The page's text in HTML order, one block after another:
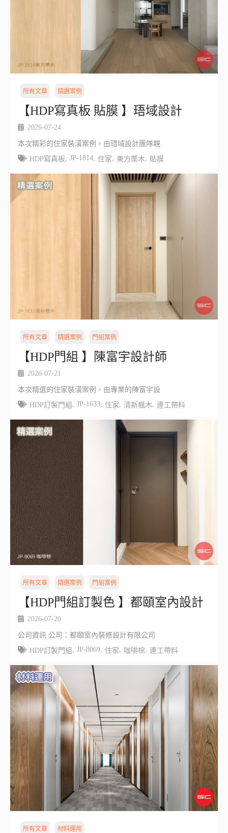
所有文章 精選案例
【HDP寫真板 貼膜 】珸域設計
2026-07-24
本次精彩的住家裝潢案例，由珸域設計團隊親
HDP寫真板
JP-1814, 住家 東方栗木 貼膜
所有文章 精選案例 門組案例
【HDP門組 】陳富宇設計師
2026-07-21
本次精選的住家裝潢案例，由專業的陳富宇設
HDP訂製門組
JP-1633, 住家 清新楓木 連工帶料
所有文章 精選案例 門組案例
【HDP門組訂製色 】都頤室內設計
2026-07-20
公司資訊 公司：都頤室內裝修設計有限公司
HDP訂製門組 , JP-8069, 住家, 咖啡棕, 連工帶料
所有文章 材料運用